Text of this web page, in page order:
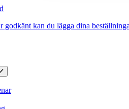
godkänt kan du lägga dina